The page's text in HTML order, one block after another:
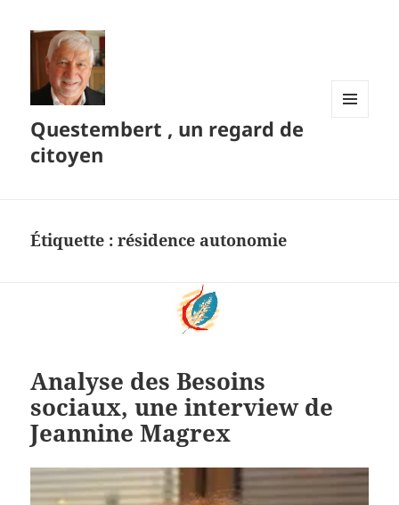
Questembert , un regard de
citoyen
Étiquette :résidence autonomie
Analyse des Besoins
sociaux, une interview de
Jeannine Magrex